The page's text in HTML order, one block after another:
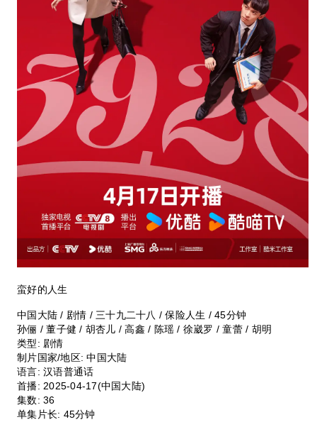
蛮好的人生
中国大陆 / 剧情 / 三十九二十八 / 保险人生 / 45分钟
孙俪 / 董子健 / 胡杏儿 / 高鑫 / 陈瑶 / 徐崴罗 / 童蕾 / 胡明
类型: 剧情
制片国家/地区: 中国大陆
语言: 汉语普通话
首播: 2025-04-17(中国大陆)
集数: 36
单集片长: 45分钟